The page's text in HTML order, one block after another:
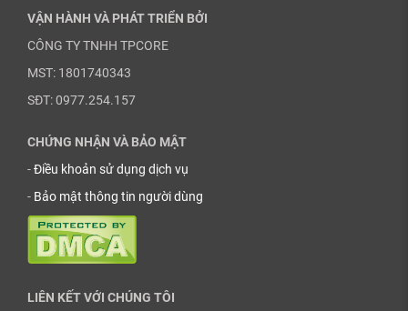
VẬN HÀNH VÀ PHÁT TRIỂN BỞI
CÔNG TY TNHH TPCORE
MST: 1801740343
SĐT: 0977.254.157
CHỨNG NHẬN VÀ BẢO MẬT
-Điều khoản sử dụng dịch vụ
- Bảo mật thông tin người dùng
LIÊN KẾT VỚI CHÚNG TÔI